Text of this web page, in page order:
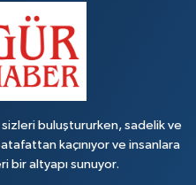
buluştururken, sadelik ve
kaçınıyor ve insanlara
bir altyapı sunuyor.